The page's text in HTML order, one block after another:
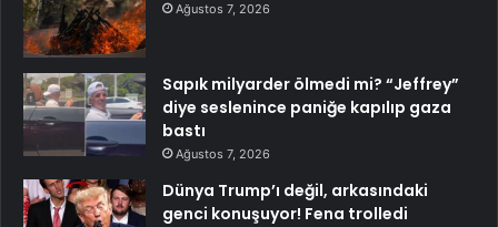
Ağustos 7, 2026
Sapık milyarder ölmedi mi? “Jeffrey”
diye seslenince paniğe kapılıp gaza
bastı
Ağustos 7, 2026
Dünya Trump’ı değil, arkasındaki
genci konuşuyor! Fena trolledi